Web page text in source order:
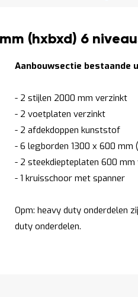
(hxbxd) 6
Aanbouwsectie bestaande
- 2 stijlen 2000 mm verzinkt
- 2 voetplaten verzinkt
- 2 afdekdoppen kunststof
- 6 legborden 1300 x 600 mm
- 2 steekdiepteplaten 600 mm
- 1 kruisschoor met spanner
Opm: heavy duty onderdelen
duty onderdelen.